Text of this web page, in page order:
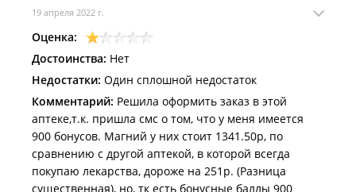
19 апреля 2022 г.
Оценка:
Достоинства: Нет
Недостатки: Один сплошной недостаток
Комментарий: Решила оформить заказ в этой
аптеке,т.к. пришла смс о том, что у меня имеется
900 бонусов. Магний у них стоит 1341.50р, по
сравнению с другой аптекой, в которой всегда
покупаю лекарства, дороже на 251р. (Разница
существенная), но, тк есть бонусные баллы 900